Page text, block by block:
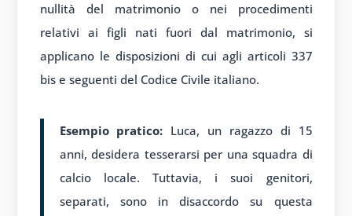
nullità del matrimonio o nei procedimenti
relativi ai figli nati fuori dal matrimonio, si
applicano le disposizioni di cui agli articoli 337
bis e seguenti del Codice Civile italiano.
Esempio pratico: Luca, un ragazzo di 15
anni, desidera tesserarsi per una squadra di
calcio locale. Tuttavia, i suoi genitori,
separati, sono in disaccordo su questa